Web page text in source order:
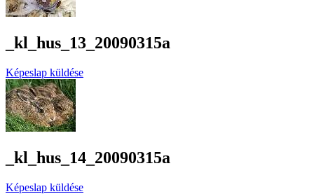
_kl_hus_13_20090315a
Képeslap küldése
_kl_hus_14_20090315a
Képeslap küldése